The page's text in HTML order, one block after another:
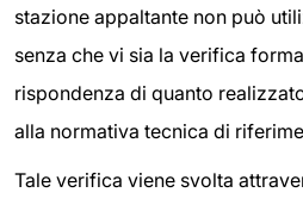
stazione appaltante non può
senza che vi sia la verifica
rispondenza di quanto
alla normativa tecnica di
Tale verifica viene svolta